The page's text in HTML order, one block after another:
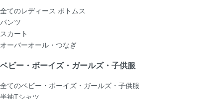
全てのレディース ボトムス
パンツ
スカート
オーバーオール・つなぎ
ベビー・ボーイズ・ガールズ・子供服
全てのベビー・ボーイズ・ガールズ・子供服
半袖Tシャツ